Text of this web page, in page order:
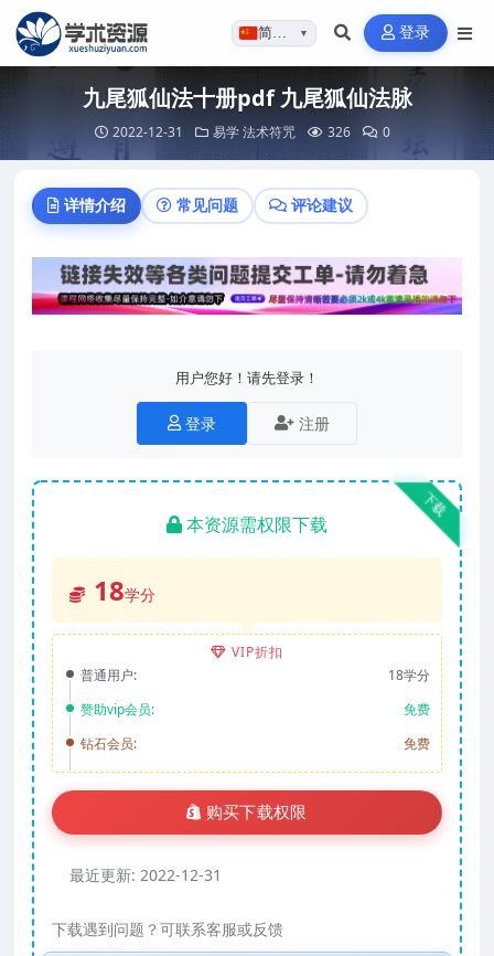
简体…▼ 登录
九尾狐仙法十册pdf 九尾狐仙法脉
2022-12-31 易学法术符咒 326 0
详情介绍 常见问题 评论建议
用户您好！请先登录！
登录 注册
下载
本资源需权限下载
18学分
VIP折扣
普通用户:
18学分
赞助vip会员:
免费
钻石会员:
免费
购买下载权限
最近更新: 2022-12-31
下载遇到问题？可联系客服或反馈